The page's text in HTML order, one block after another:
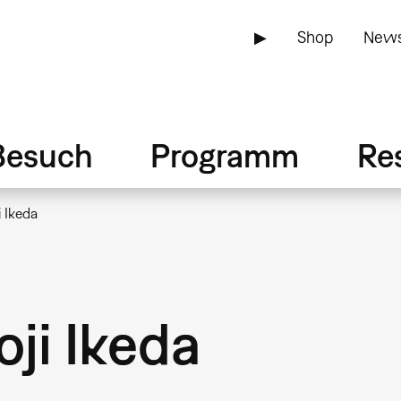
▶ Shop
Programm
Ikeda
Ikeda